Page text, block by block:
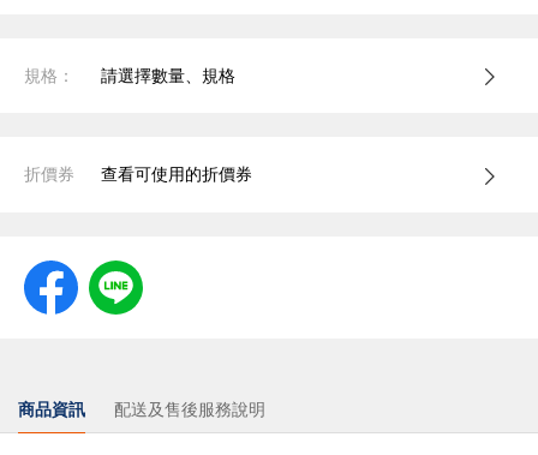
規格： 請選擇數量、規格
折價券 查看可使用的折價券
商品資訊 配送及售後服務說明